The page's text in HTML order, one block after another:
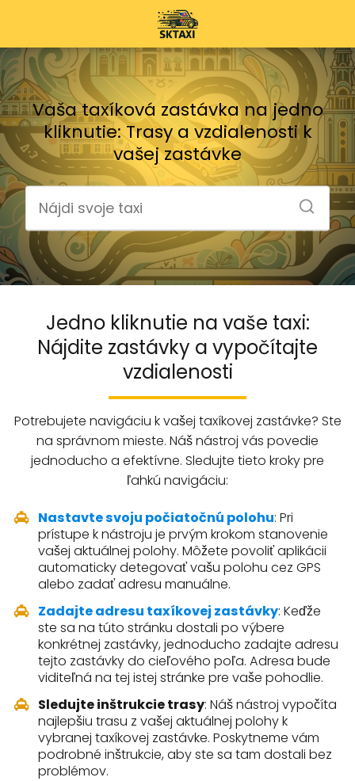
Vaša taxíková zastávka na jedno
kliknutie: Trasy a vzdialenosti k
vašej zastávke
Jedno kliknutie na vaše taxi:
Nájdite zastávky a vypočítajte
vzdialenosti
Potrebujete navigáciu k vašej taxíkovej zastávke? Ste
na správnom mieste. Náš nástroj vás povedie
jednoducho a efektívne. Sledujte tieto kroky pre
ľahkú navigáciu:
Nastavte svoju počiatočnú polohu: Pri
prístupe k nástroju je prvým krokom stanovenie
vašej aktuálnej polohy. Môžete povoliť aplikácii
automaticky detegovať vašu polohu cez GPS
alebo zadať adresu manuálne.
Zadajte adresu taxíkovej zastávky: Keďže
ste sa na túto stránku dostali po výbere
konkrétnej zastávky, jednoducho zadajte adresu
tejto zastávky do cieľového poľa. Adresa bude
viditeľná na tej istej stránke pre vaše pohodlie.
Sledujte inštrukcie trasy: Náš nástroj vypočíta
najlepšiu trasu z vašej aktuálnej polohy k
vybranej taxíkovej zastávke. Poskytneme vám
podrobné inštrukcie, aby ste sa tam dostali bez
problémov.